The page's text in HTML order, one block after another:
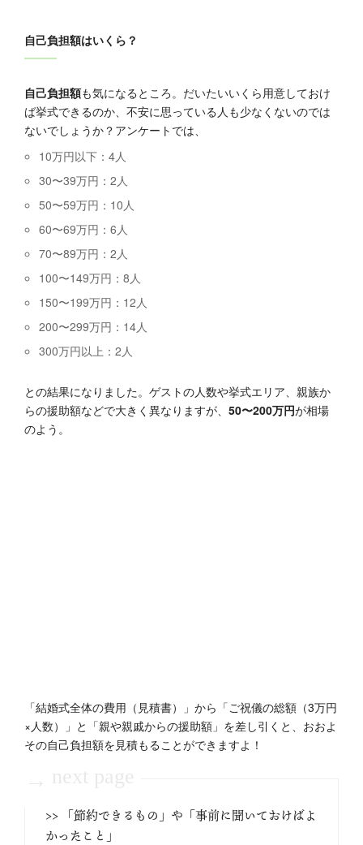
自己負担額はいくら？
自己負担額も気になるところ。だいたいいくら用意しておけ
ば挙式できるのか、不安に思っている人も少なくないのでは
ないでしょうか？アンケートでは、
10万円以下：4人
30〜39万円：2人
50〜59万円：10人
60〜69万円：6人
70〜89万円：2人
100〜149万円：8人
150〜199万円：12人
200〜299万円：14人
300万円以上：2人
との結果になりました。ゲストの人数や挙式エリア、親族か
らの援助額などで大きく異なりますが、 50〜200万円が相場
のよう。
「結婚式全体の費用（見積書）」から「ご祝儀の総額（3万円
×人数）」と「親や親戚からの援助額」を差し引くと、おおよ
その自己負担額を見積もることができますよ！
>> 「節約できるもの」や「事前に聞いておけばよ
かったこと」